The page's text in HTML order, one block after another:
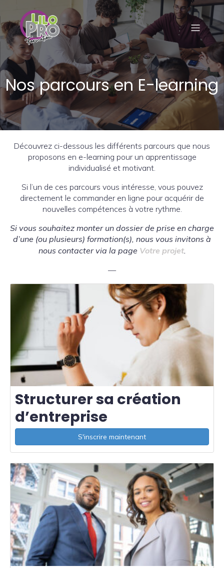
Nos parcours en E-learning
Découvrez ci-dessous les différents parcours que nous
proposons en e-learning pour un apprentissage
individualisé et motivant.
Si l’un de ces parcours vous intéresse, vous pouvez
directement le commander en ligne pour acquérir de
nouvelles compétences à votre rythme.
Si vous souhaitez monter un dossier de prise en charge
d’une (ou plusieurs) formation(s), nous vous invitons à
nous contacter via la page Votre projet.
—
Structurer sa création
d’entreprise
S'inscrire maintenant